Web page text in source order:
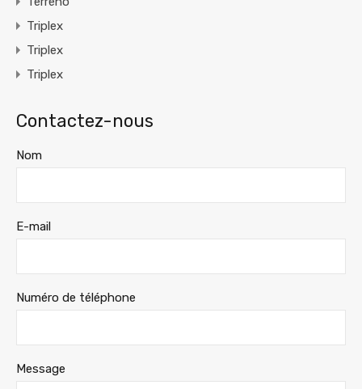
Triplex
Triplex
Triplex
Contactez-nous
Nom
E-mail
Numéro de téléphone
Message